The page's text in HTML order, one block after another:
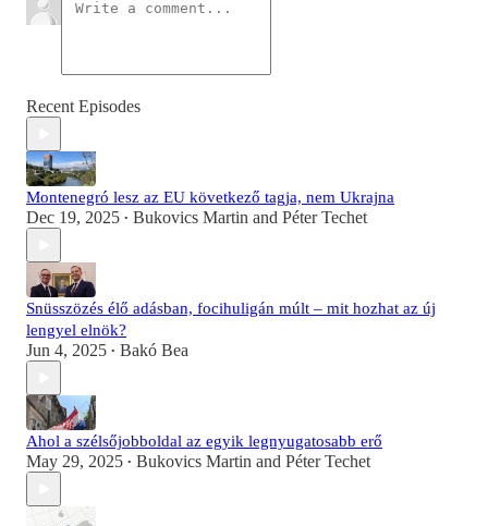
Recent Episodes
Montenegró lesz az EU következő tagja, nem Ukrajna
Dec 19, 2025 • Bukovics Martin and Péter Techet
Snüsszözés élő adásban, focihuligán múlt – mit hozhat az új
lengyel elnök?
Jun 4, 2025 • Bakó Bea
Ahol a szélsőjobboldal az egyik legnyugatosabb erő
May 29, 2025 • Bukovics Martin and Péter Techet